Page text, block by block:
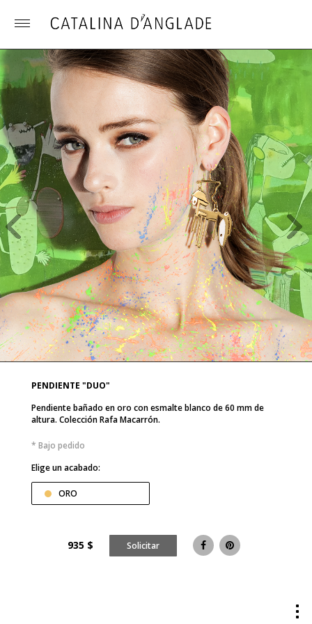
Toggle
PENDIENTE "DUO"
Pendiente bañado en oro con esmalte blanco de 60 mm de
altura. Colección Rafa Macarrón.
* Bajo pedido
Elige un acabado:
ORO
935 $ Solicitar